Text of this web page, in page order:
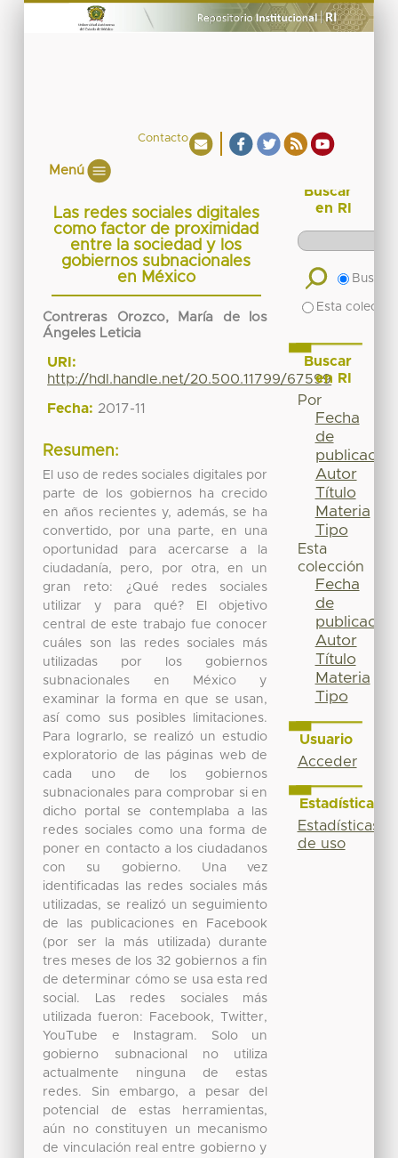
Contacto
Menú
Las redes sociales digitales
como factor de proximidad
entre la sociedad y los
gobiernos subnacionales
en México
Contreras Orozco, María de los
Ángeles Leticia
URI:
http://hdl.handle.net/20.500.11799/67599
Fecha: 2017-11
Resumen:
El uso de redes sociales digitales por
parte de los gobiernos ha crecido
en años recientes y, además, se ha
convertido, por una parte, en una
oportunidad para acercarse a la
ciudadanía, pero, por otra, en un
gran reto: ¿Qué redes sociales
utilizar y para qué? El objetivo
central de este trabajo fue conocer
cuáles son las redes sociales más
utilizadas por los gobiernos
subnacionales en México y
examinar la forma en que se usan,
así como sus posibles limitaciones.
Para lograrlo, se realizó un estudio
exploratorio de las páginas web de
cada uno de los gobiernos
subnacionales para comprobar si en
dicho portal se contemplaba a las
redes sociales como una forma de
poner en contacto a los ciudadanos
con su gobierno. Una vez
identificadas las redes sociales más
utilizadas, se realizó un seguimiento
de las publicaciones en Facebook
(por ser la más utilizada) durante
tres meses de los 32 gobiernos a fin
de determinar cómo se usa esta red
social. Las redes sociales más
utilizada fueron: Facebook, Twitter,
YouTube e Instagram. Solo un
gobierno subnacional no utiliza
actualmente ninguna de estas
redes. Sin embargo, a pesar del
potencial de estas herramientas,
aún no constituyen un mecanismo
de vinculación real entre gobierno y
Buscar
en RI
Buscar
Esta
Buscar
en RI
Por
Fecha
de
publicación
Autor
Título
Materia
Tipo
Esta
colección
Fecha
de
publicación
Autor
Título
Materia
Tipo
Usuario
Acceder
Estadísticas
Estadísticas
de uso